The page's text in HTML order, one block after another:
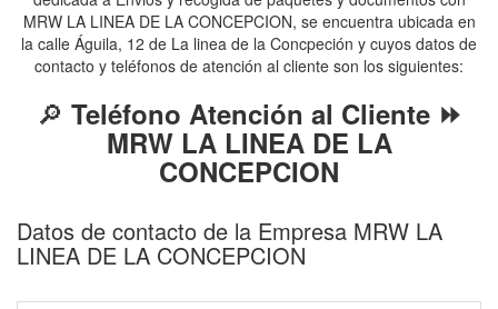
MRW LA LINEA DE LA CONCEPCION, se encuentra ubicada en
la calle Águila, 12 de La linea de la Concpeción y cuyos datos de
contacto y teléfonos de atención al cliente son los siguientes:
🔎 Teléfono Atención al Cliente ⏩
MRW LA LINEA DE LA
CONCEPCION
Datos de contacto de la Empresa MRW LA
LINEA DE LA CONCEPCION